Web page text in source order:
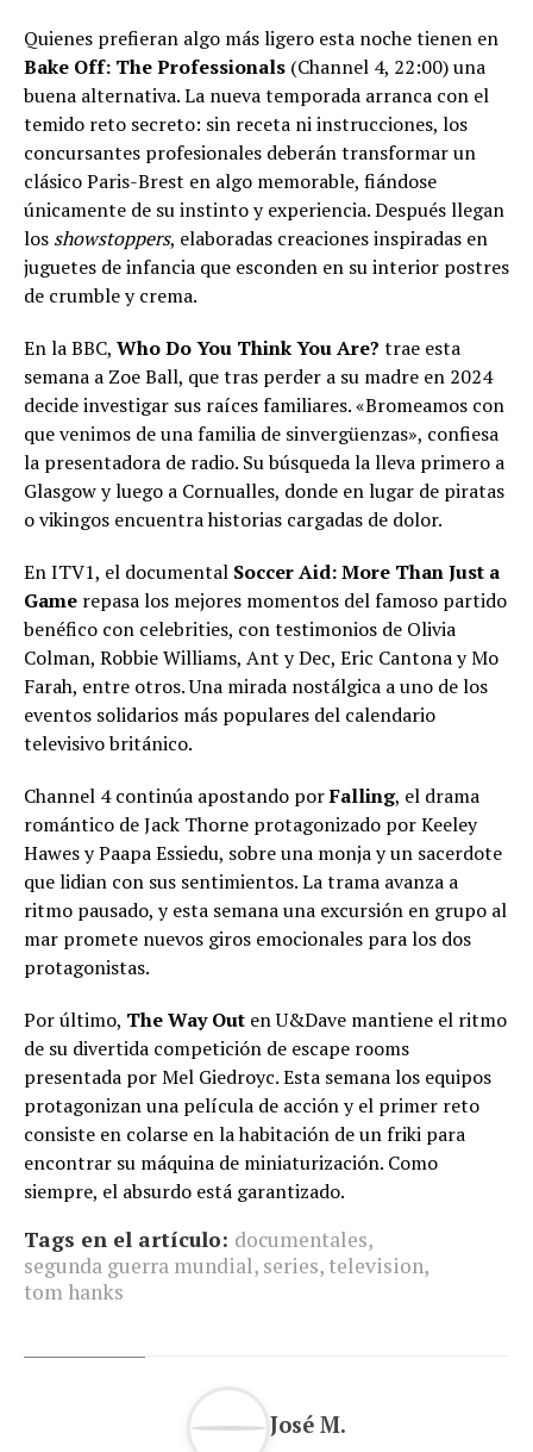
Quienes prefieran algo más ligero esta noche tienen en
Bake Off: The Professionals (Channel 4, 22:00) una
buena alternativa. La nueva temporada arranca con el
temido reto secreto: sin receta ni instrucciones, los
concursantes profesionales deberán transformar un
clásico Paris-Brest en algo memorable, fiándose
únicamente de su instinto y experiencia. Después llegan
los showstoppers, elaboradas creaciones inspiradas en
juguetes de infancia que esconden en su interior postres
de crumble y crema.
En la BBC, Who Do You Think You Are? trae esta
semana a Zoe Ball, que tras perder a su madre en 2024
decide investigar sus raíces familiares. «Bromeamos con
que venimos de una familia de sinvergüenzas», confiesa
la presentadora de radio. Su búsqueda la lleva primero a
Glasgow y luego a Cornualles, donde en lugar de piratas
o vikingos encuentra historias cargadas de dolor.
En ITV1, el documental Soccer Aid: More Than Just a
Game repasa los mejores momentos del famoso partido
benéfico con celebrities, con testimonios de Olivia
Colman, Robbie Williams, Ant y Dec, Eric Cantona y Mo
Farah, entre otros. Una mirada nostálgica a uno de los
eventos solidarios más populares del calendario
televisivo británico.
Channel 4 continúa apostando porFalling, el drama
romántico de Jack Thorne protagonizado por Keeley
Hawes y Paapa Essiedu, sobre una monja y un sacerdote
que lidian con sus sentimientos. La trama avanza a
ritmo pausado, y esta semana una excursión en grupo al
mar promete nuevos giros emocionales para los dos
protagonistas.
Por último, The Way Out en U&Dave mantiene el ritmo
de su divertida competición de escape rooms
presentada por Mel Giedroyc. Esta semana los equipos
protagonizan una película de acción y el primer reto
consiste en colarse en la habitación de un friki para
encontrar su máquina de miniaturización. Como
siempre, el absurdo está garantizado.
Tags en el artículo: documentales,
segunda guerra mundial, series, television,
tom hanks
José M.